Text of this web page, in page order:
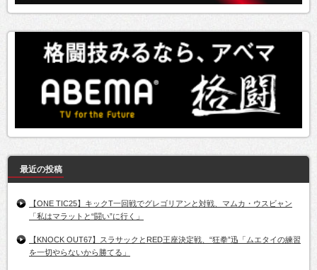
最近の投稿
【ONE TIC25】キックT一回戦でグレゴリアンと対戦、マムカ・ウスビャン
「私はマラットと“闘い”に行く」
【KNOCK OUT67】スラサックとRED王座決定戦、“狂拳”迅「ムエタイの練習
を一切やらないから勝てる」